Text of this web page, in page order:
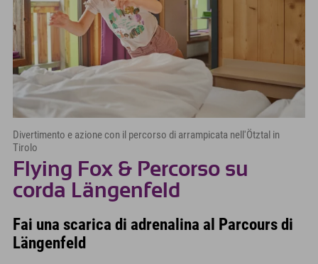
Divertimento e azione con il percorso di arrampicata nell'Ötztal in
Tirolo
Flying Fox & Percorso su
corda Längenfeld
Fai una scarica di adrenalina al Parcours di
Längenfeld